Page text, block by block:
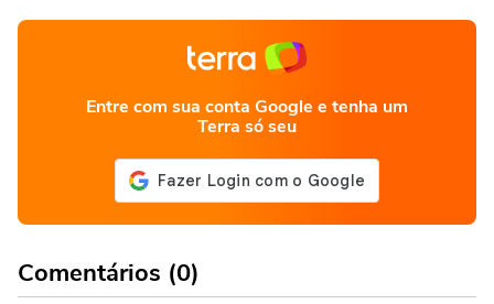
Entre com sua conta Google e tenha um
Terra só seu
Comentários (0)